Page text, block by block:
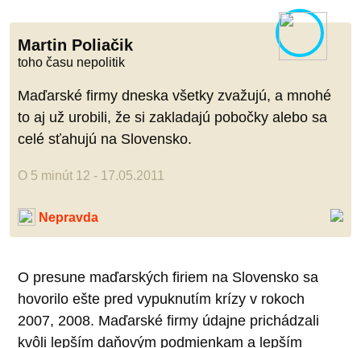
Martin Poliačik
toho času nepolitik
Maďarské firmy dneska všetky zvažujú, a mnohé
to aj už urobili, že si zakladajú pobočky alebo sa
celé sťahujú na Slovensko.
O 5 minút 12 - 17.05.2011
Nepravda
O presune maďarských firiem na Slovensko sa
hovorilo ešte pred vypuknutím krízy v rokoch
2007, 2008. Maďarské firmy údajne prichádzali
kvôli lepším daňovým podmienkam a lepším